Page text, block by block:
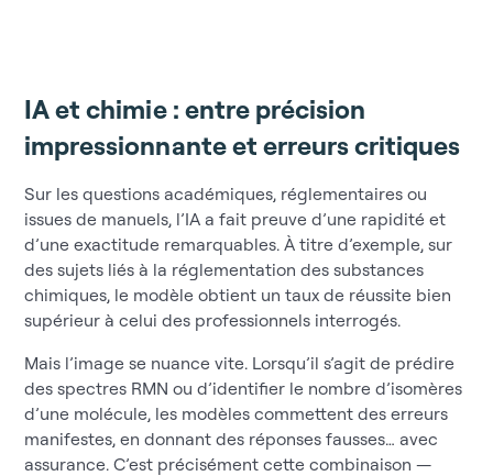
IA et chimie : entre précision
impressionnante et erreurs critiques
Sur les questions académiques, réglementaires ou
issues de manuels, l’IA a fait preuve d’une rapidité et
d’une exactitude remarquables. À titre d’exemple, sur
des sujets liés à la réglementation des substances
chimiques, le modèle obtient un taux de réussite bien
supérieur à celui des professionnels interrogés.
Mais l’image se nuance vite. Lorsqu’il s’agit de prédire
des spectres RMN ou d’identifier le nombre d’isomères
d’une molécule, les modèles commettent des erreurs
manifestes, en donnant des réponses fausses… avec
assurance. C’est précisément cette combinaison —